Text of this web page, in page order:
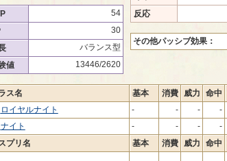
54
30
バランス型
値
13446/2620
反応
その他パッシブ効果：
ス名 基本 消費 威力 命中
ロイヤルナイト
- - - -
ナイト
- - - -
プリ名
基本 消費 威力 命中